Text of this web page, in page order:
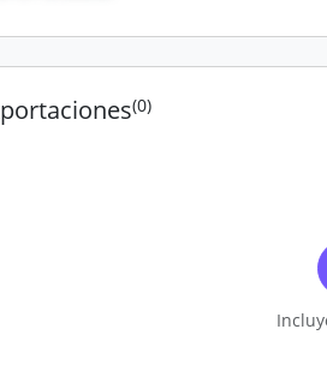
(0)